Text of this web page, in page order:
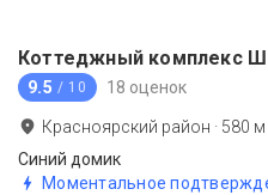
Коттеджный комплекс
9.5 / 10 18 оценок
Красноярский район · 580 м
Синий домик
Моментальное